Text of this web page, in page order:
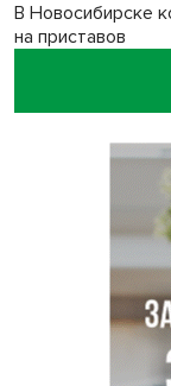
В Новосибирске
на приставов